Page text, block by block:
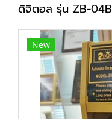
ดิจิตอล รุ่น ZB-04B
New